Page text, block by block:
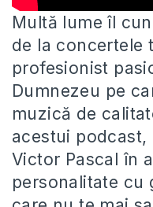
Multă lume îl
de la concertele
profesionist
Dumnezeu pe
muzică de
acestui
Victor Pascal în
personalitate cu